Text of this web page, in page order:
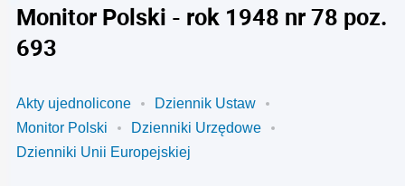
Monitor Polski - rok 1948 nr 78 poz.
693
Akty ujednolicone
Dziennik Ustaw
Monitor Polski
Dzienniki Urzędowe
Dzienniki Unii Europejskiej